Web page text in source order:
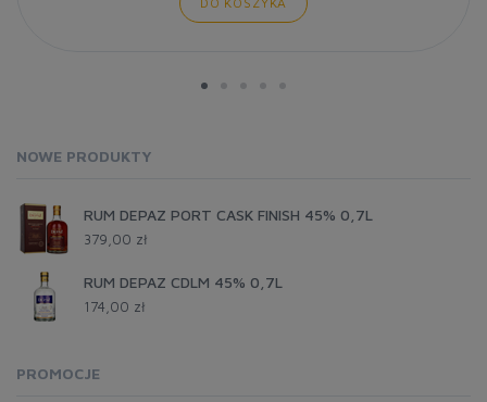
NOWE PRODUKTY
RUM DEPAZ PORT CASK FINISH 45% 0,7L
379,00 zł
RUM DEPAZ CDLM 45% 0,7L
174,00 zł
PROMOCJE